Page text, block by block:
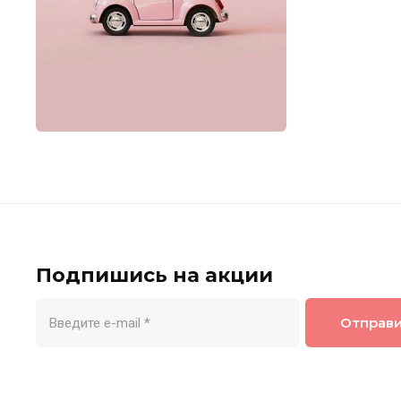
Подпишись на акции